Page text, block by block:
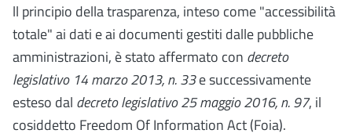
ll principio della trasparenza, inteso come "accessibilità
totale" ai dati e ai documenti gestiti dalle pubbliche
amministrazioni, è stato affermato con decreto
legislativo 14 marzo 2013, n. 33e successivamente
esteso dal decreto legislativo 25 maggio 2016, n. 97, il
cosiddetto Freedom Of Information Act (Foia).